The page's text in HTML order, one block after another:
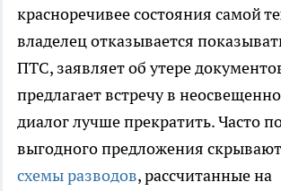
красноречивее состояния самой
владелец отказывается
ПТС, заявляет об утере
предлагает встречу в
диалог лучше прекратить. Часто
выгодного предложения
схемы разводов, рассчитанные на